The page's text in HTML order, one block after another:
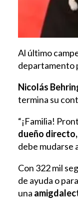
Al último
departamento
Nicolás
termina su
“¡Familia!
dueño
debe mudarse
Con 322 mil
de ayuda o
una